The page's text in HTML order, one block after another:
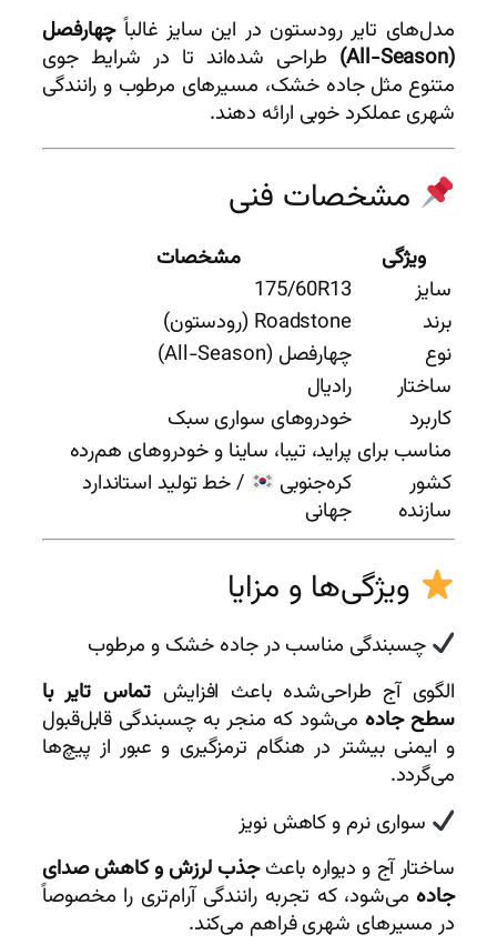
مدل‌های تایر رودستون در این سایز غالباًچهارفصل
(All-Season)
طراحی شده‌اند تا در شرایط جوی
متنوع مثل جاده خشک، مسیرهای مرطوب و رانندگی
شهری عملکرد خوبی ارائه دهند.
مشخصات فنی
ویژگی
مشخصات
سایز
175/60R13
برند
Roadstone (رودستون)
نوع
چهارفصل (All-Season)
ساختار
رادیال
کاربرد
خودروهای سواری سبک
مناسب برای پراید، تیبا، ساینا و خودروهای هم‌رده
کشور
سازنده
کره‌جنوبی
/ خط تولید استاندارد
جهانی
ویژگی‌ها و مزایا
چسبندگی مناسب در جاده خشک و مرطوب
الگوی آج طراحی‌شده باعث افزایش تماس تایر با
سطح جاده می‌شود که منجر به چسبندگی قابل‌قبول
و ایمنی بیشتر در هنگام ترمزگیری و عبور از پیچ‌ها
می‌گردد.
سواری نرم و کاهش نویز
ساختار آج و دیواره باعثجذب لرزش و کاهش صدای
جاده می‌شود، که تجربه رانندگی آرام‌تری را مخصوصاً
در مسیرهای شهری فراهم می‌کند.